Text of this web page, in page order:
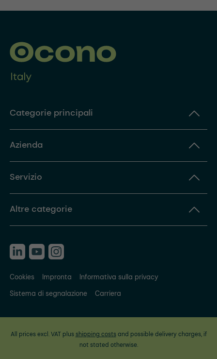
Categorie principali
Azienda
Servizio
Altre categorie
Cookies Impronta
Informativa sulla privacy
Sistema di segnalazione
Carriera
All prices excl. VAT plus shipping costsand possible delivery charges, if
not stated otherwise.